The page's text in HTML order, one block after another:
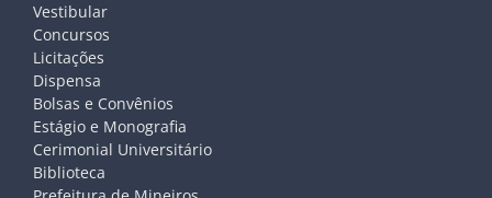
Vestibular
Concursos
Licitações
Dispensa
Bolsas e Convênios
Estágio e Monografia
Cerimonial Universitário
Biblioteca